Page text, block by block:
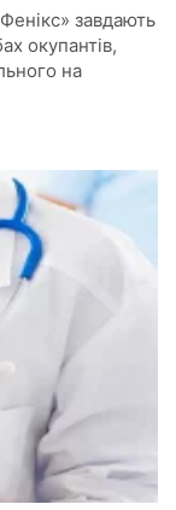
завдають
окупантів,
на